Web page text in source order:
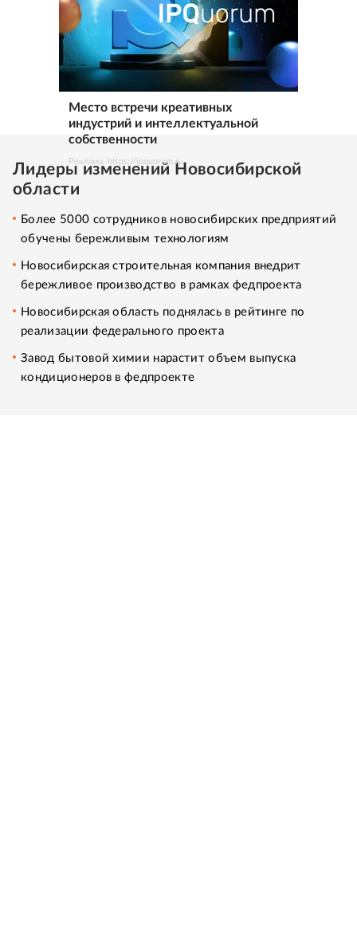
Место встречи креативных
индустрий и интеллектуальной
собственности
Реклама. https://ipquorum.ru
Лидеры изменений Новосибирской
области
Более 5000 сотрудников новосибирских предприятий
обучены бережливым технологиям
Новосибирская строительная компания внедрит
бережливое производство в рамках федпроекта
Новосибирская область поднялась в рейтинге по
реализации федерального проекта
Завод бытовой химии нарастит объем выпуска
кондиционеров в федпроекте